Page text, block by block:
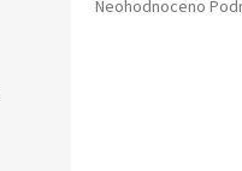
Průměrné
Neohodnoceno